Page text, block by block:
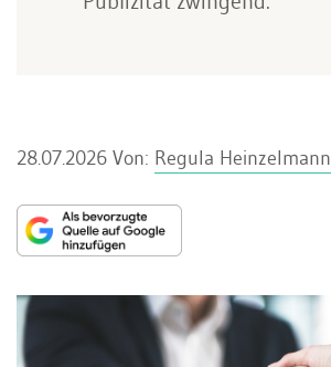
28.07.2026 Von: Regula Heinzelmann